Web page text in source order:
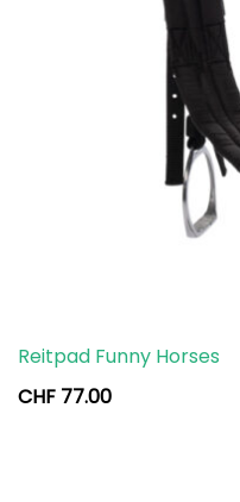
Reitpad Funny Horses
CHF 77.00